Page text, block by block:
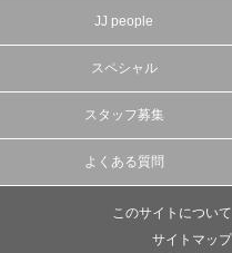
JJ people
スペシャル
スタッフ募集
よくある質問
このサイトについて
サイトマップ